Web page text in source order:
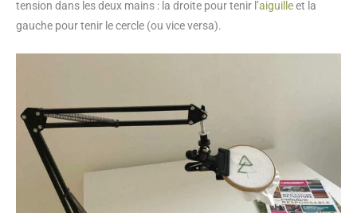
tension dans les deux mains : la droite pour tenir l’aiguilleet la
gauche pour tenir le cercle (ou vice versa).